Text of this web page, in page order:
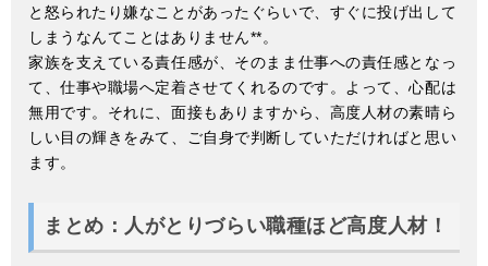
と怒られたり嫌なことがあったぐらいで、すぐに投げ出して
しまうなんてことはありません**。
家族を支えている責任感が、そのまま仕事への責任感となっ
て、仕事や職場へ定着させてくれるのです。よって、心配は
無用です。それに、面接もありますから、高度人材の素晴ら
しい目の輝きをみて、ご自身で判断していただければと思い
ます。
まとめ：人がとりづらい職種ほど高度人材！